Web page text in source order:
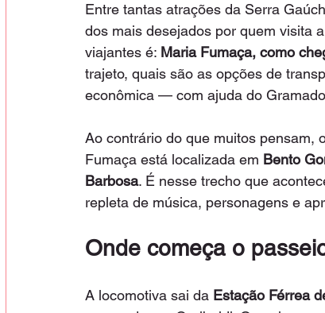
Entre tantas atrações da Serra
dos mais desejados por quem visita
viajantes é: Maria Fumaça, como
trajeto, quais são as opções de
econômica — com ajuda do
Ao contrário do que muitos pensam,
Fumaça está localizada em Bento
Barbosa. É nesse trecho que
repleta de música, personagens e
Onde começa o
A locomotiva sai da Estação Férrea